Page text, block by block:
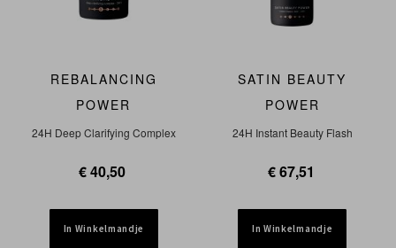
REBALANCING
POWER
24H Deep Clarifying Complex
€ 40,50
In Winkelmandje
SATIN BEAUTY
POWER
24H Instant Beauty Flash
€ 67,51
In Winkelmandje